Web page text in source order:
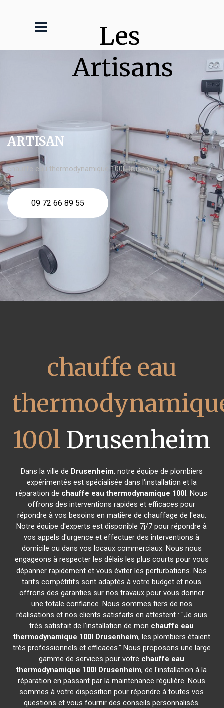
Les
Artisans
ARTISAN
chauffe eau thermodynamique 100l Drusenheim
09 72 66 89 55
chauffe eau
100l Drusenheim
Dans la ville de Drusenheim, notre équipe de plombiers
expérimentés est spécialisée dans l'installation et la
réparation de chauffe eau thermodynamique 100l. Nous
offrons des interventions rapides et efficaces pour
répondre à vos besoins en matière de chauffage de l'eau.
Notre équipe d'experts est disponible 7j/7 pour répondre à
vos appels d'urgence et effectuer des interventions à
domicile ou dans vos locaux commerciaux. Nous nous
engageons à respecter les délais les plus courts pour vous
dépanner rapidement et vous éviter les perturbations. Nos
tarifs compétitifs sont adaptés à votre budget et nous
offrons des garanties sur nos travaux pour vous donner
une totale confiance. Nous sommes fiers de nos
réalisations et nos clients satisfaits en attestent : "Je suis
très satisfait de l'installation de mon chauffe eau
thermodynamique 100l Drusenheim, les plombiers étaient
très professionnels et efficaces." Nous proposons une large
gamme de services pour votre chauffe eau
thermodynamique 100l Drusenheim, de l'installation à la
réparation en passant par la maintenance régulière. Nous
sommes à votre disposition pour répondre à toutes vos
questions et vous fournir des conseils personnalisés.